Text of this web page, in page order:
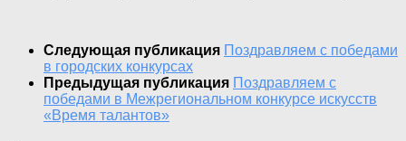
Следующая публикация Поздравляем с победами
в городских конкурсах
Предыдущая публикация Поздравляем с
победами в Межрегиональном конкурсе искусств
«Время талантов»